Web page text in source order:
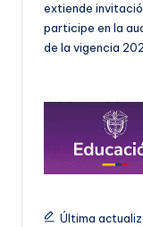
extiende
participe en la
de la vigencia
Última